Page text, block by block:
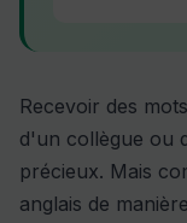
Recevoir des
d'un collègue ou
précieux. Mais
anglais de